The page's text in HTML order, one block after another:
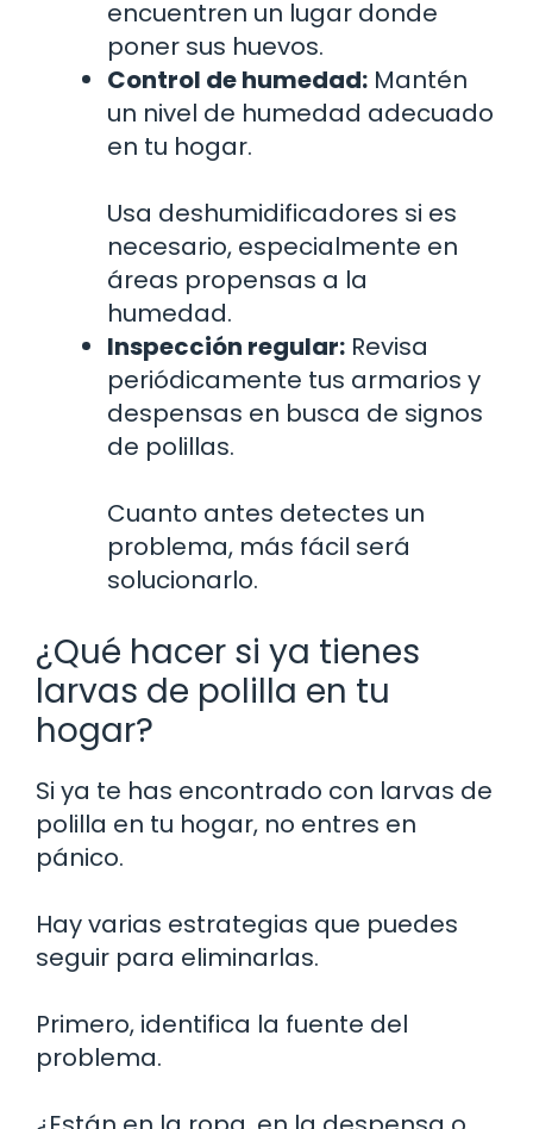
encuentren un lugar donde
poner sus huevos.
Control de humedad: Mantén
un nivel de humedad adecuado
en tu hogar.
Usa deshumidificadores si es
necesario, especialmente en
áreas propensas a la
humedad.
Inspección regular: Revisa
periódicamente tus armarios y
despensas en busca de signos
de polillas.
Cuanto antes detectes un
problema, más fácil será
solucionarlo.
¿Qué hacer si ya tienes
larvas de polilla en tu
hogar?
Si ya te has encontrado con larvas de
polilla en tu hogar, no entres en
pánico.
Hay varias estrategias que puedes
seguir para eliminarlas.
Primero, identifica la fuente del
problema.